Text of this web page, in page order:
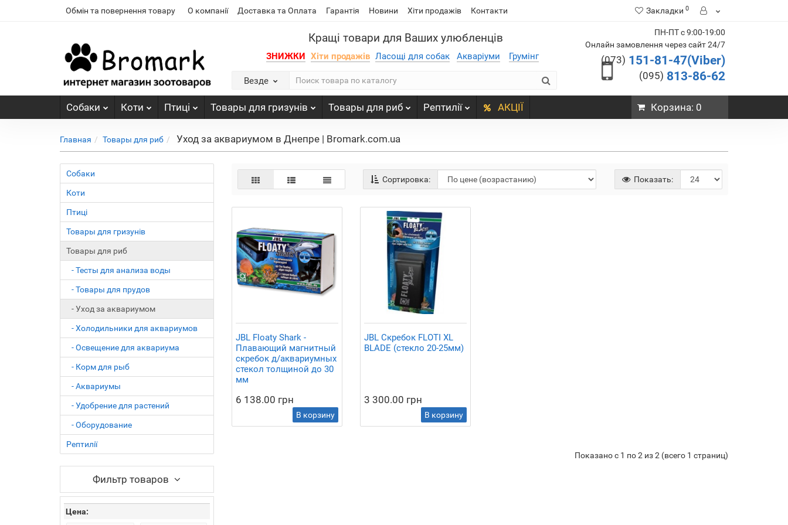
Обмін та повернення товару О компанії Доставка та Оплата Гарантія Новини Хіти продажів Контакти Закладки 0
Кращі товари для Ваших улюбленців
ЗНИЖКИ Хіти продажів Ласощі для собак Акваріуми Грумінг
Везде
ПН-ПТ с 9:00-19:00
Онлайн замовлення через сайт 24/7
(073) 151-81-47(Viber)
(095) 813-86-62
Собаки Коти Птиці Товары для гризунів Товары для риб Рептилії АКЦІЇ Корзина: 0
Главная Товары для риб Уход за аквариумом в Днепре | Bromark.com.ua
Собаки
Коти
Птиці
Товары для гризунів
Товары для риб
- Тесты для анализа воды
- Товары для прудов
- Уход за аквариумом
- Холодильники для аквариумов
- Освещение для аквариума
- Корм для рыб
- Аквариумы
- Удобрение для растений
- Оборудование
Рептилії
Фильтр товаров
Цена:
Сортировка: Показать:
JBL Floaty Shark -
Плавающий магнитный
скребок д/аквариумных
стекол толщиной до 30
мм
6 138.00 грн
В корзину
JBL Cкребок FLOTI XL
BLADE (стекло 20-25мм)
3 300.00 грн
В корзину
Показано с 1 по 2 из 2 (всего 1 страниц)